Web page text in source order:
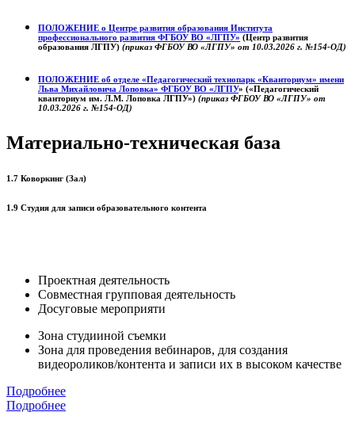
ПОЛОЖЕНИЕ о Центре развития образования Института
профессионального развития ФГБОУ ВО «ЛГПУ» (Центр развития
образования ЛГПУ) (приказ ФГБОУ ВО «ЛГПУ» от 10.03.2026 г. №154-ОД)
ПОЛОЖЕНИЕ об отделе «Педагогический технопарк «Кванториум» имени
Льва Михайловича Лоповка» ФГБОУ ВО «ЛГПУ» («Педагогический
кванториум им. Л.М. Лоповка ЛГПУ») (приказ ФГБОУ ВО «ЛГПУ» от
10.03.2026 г. №154-ОД)
Материально-техническая база
1.7 Коворкинг (Зал)
1.9 Студия для записи образовательного контента
Проектная деятельность
Совместная групповая деятельность
Досуговые мероприяти
Зона студииной съемки
Зона для проведения вебинаров, для создания
видеороликов/контента и записи их в высоком качестве
Подробнее
Подробнее